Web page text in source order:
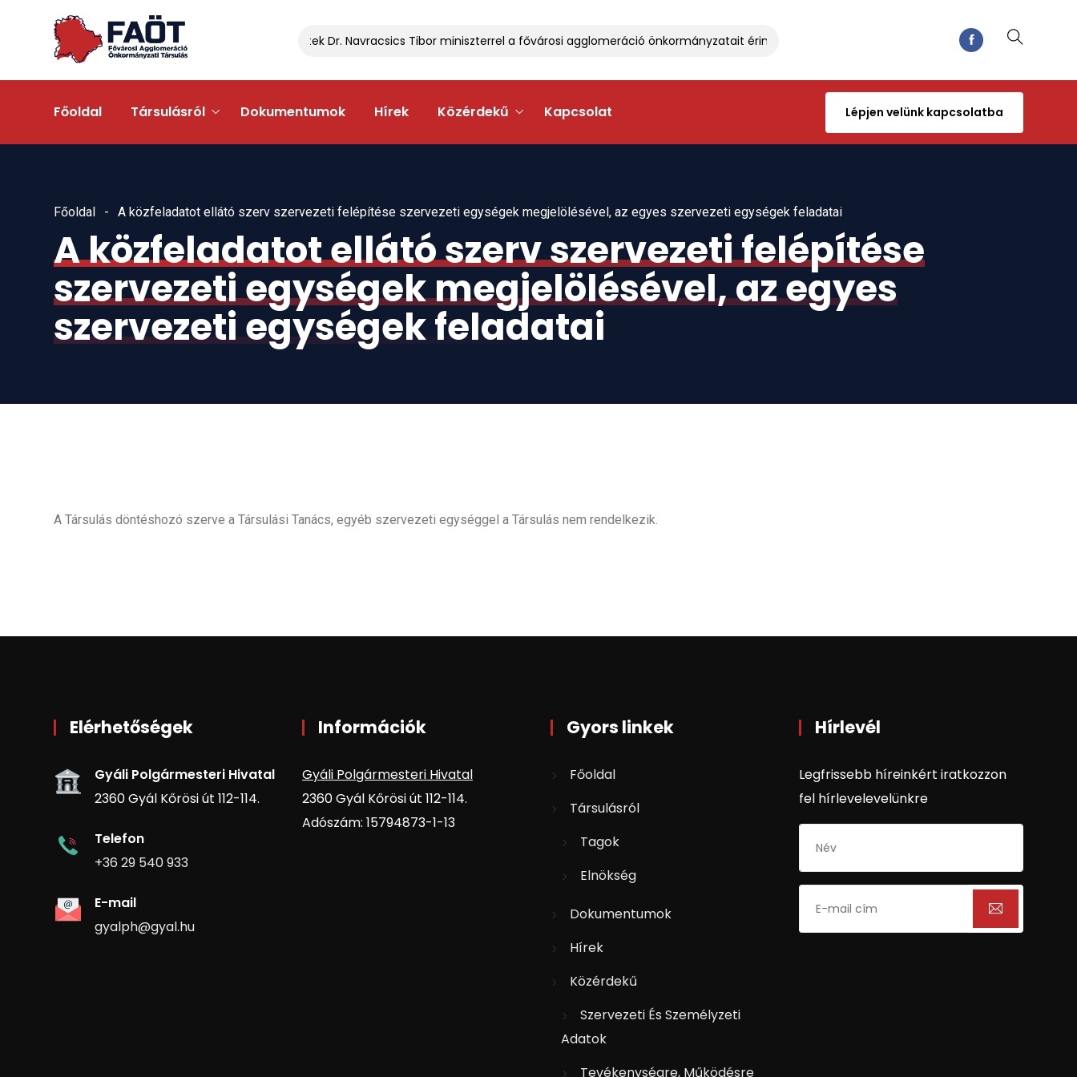
Gyálon egyeztettek Dr. Navracsics Tibor miniszterrel a fővárosi agglomeráció önkormányzatait érintő kérdésekről Hasznos fórummal indult az év
Főoldal Társulásról Dokumentumok Hírek Közérdekű Kapcsolat Lépjen velünk kapcsolatba
Főoldal A közfeladatot ellátó szerv szervezeti felépítése szervezeti egységek megjelölésével, az egyes szervezeti egységek feladatai
A közfeladatot ellátó szerv szervezeti felépítése
szervezeti egységek megjelölésével, az egyes
szervezeti egységek feladatai
A Társulás döntéshozó szerve a Társulási Tanács, egyéb szervezeti egységgel a Társulás nem rendelkezik.
Elérhetőségek
Gyáli Polgármesteri Hivatal
2360 Gyál Kőrösi út 112-114.
Telefon
+36 29 540 933
E-mail
gyalph@gyal.hu
Információk
Gyáli Polgármesteri Hivatal
2360 Gyál Kőrösi út 112-114.
Adószám: 15794873-1-13
Gyors linkek
Főoldal
Társulásról
Tagok
Elnökség
Dokumentumok
Hírek
Közérdekű
Szervezeti És Személyzeti
Adatok
Tevékenységre, Működésre
Hírlevél
Legfrissebb híreinkért iratkozzon
fel hírlevelevelünkre